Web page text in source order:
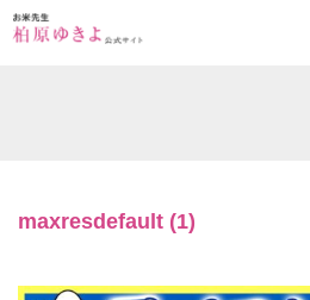
maxresdefault (1)